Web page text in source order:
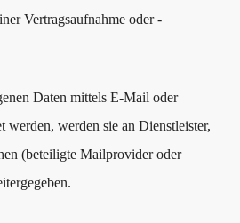
Vertragsaufnahme oder -
Daten mittels E-Mail oder
werden, werden sie an Dienstleister,
(beteiligte Mailprovider oder